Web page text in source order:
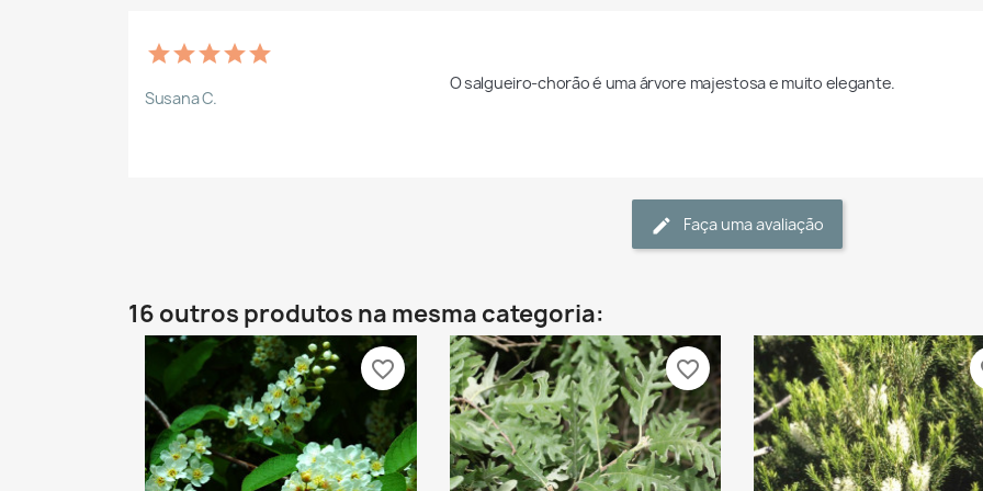
Susana C.
O salgueiro-chorão é uma árvore majestosa e muito elegante.
Faça uma avaliação
16 outros produtos na mesma categoria:
favorite_border favorite_border